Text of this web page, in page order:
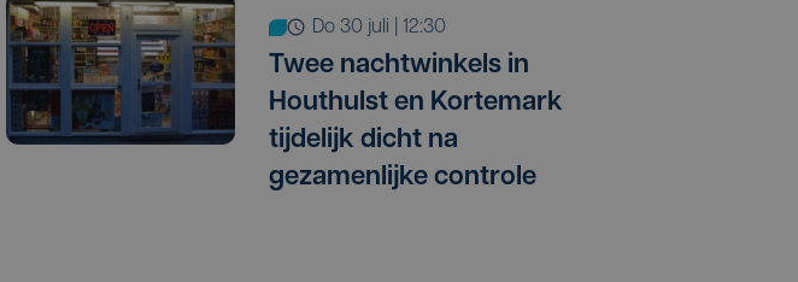
do 30 juli | 12:30
Twee nachtwinkels in
Houthulst en Kortemark
tijdelijk dicht na
gezamenlijke controle